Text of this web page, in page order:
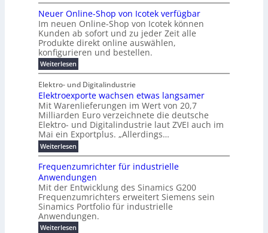
o
k
r
a
i
e
n
s
t
n
r
a
t
P
l
u
g
F
e
s
t
K
a
b
e
l
m
a
n
a
e
m
e
n
t
e
r
t
e
n
H
a
l
b
j
a
h
r
2
0
2
6
e
u
r
W
a
g
o
-
C
E
O
s
t
e
c
k
e
r
ü
S
t
r
ö
m
e
b
i
s
5
A
r
o
i
n
e
t
f
ü
h
r
e
n
d
e
s
i
n
u
s
t
r
i
e
l
l
Neuer Online-Shop von Icotek verfügbar
Im neuen Online-Shop von Icotek können
Kunden ab sofort und zu jeder Zeit alle
Produkte direkt online auswählen,
konfigurieren und bestellen.
Weiterlesen:
N
u
e
r
O
n
l
i
n
e
-
S
h
o
p
v
o
n
I
Elektro- und Digitalindustrie
Elektroexporte wachsen etwas langsamer
Mit Warenlieferungen im Wert von 20,7
Milliarden Euro verzeichnete die deutsche
Elektro- und Digitalindustrie laut ZVEI auch im
Mai ein Exportplus. „Allerdings…
Weiterlesen:
E
e
k
t
r
o
e
x
p
Frequenzumrichter für industrielle
Anwendungen
Mit der Entwicklung des Sinamics G200
Frequenzumrichters erweitert Siemens sein
Sinamics Portfolio für industrielle
Anwendungen.
Weiterlesen: